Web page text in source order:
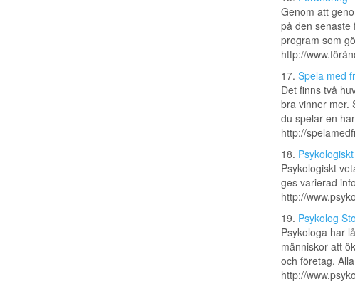
Genom att
på den senaste
program som
http://
17. Spela med
Det finns två
bra vinner mer.
du spelar en
http://
18.
Psykologiskt
ges varierad
http://
19. Psykolog
Psykologa har
människor att
och företag.
http://